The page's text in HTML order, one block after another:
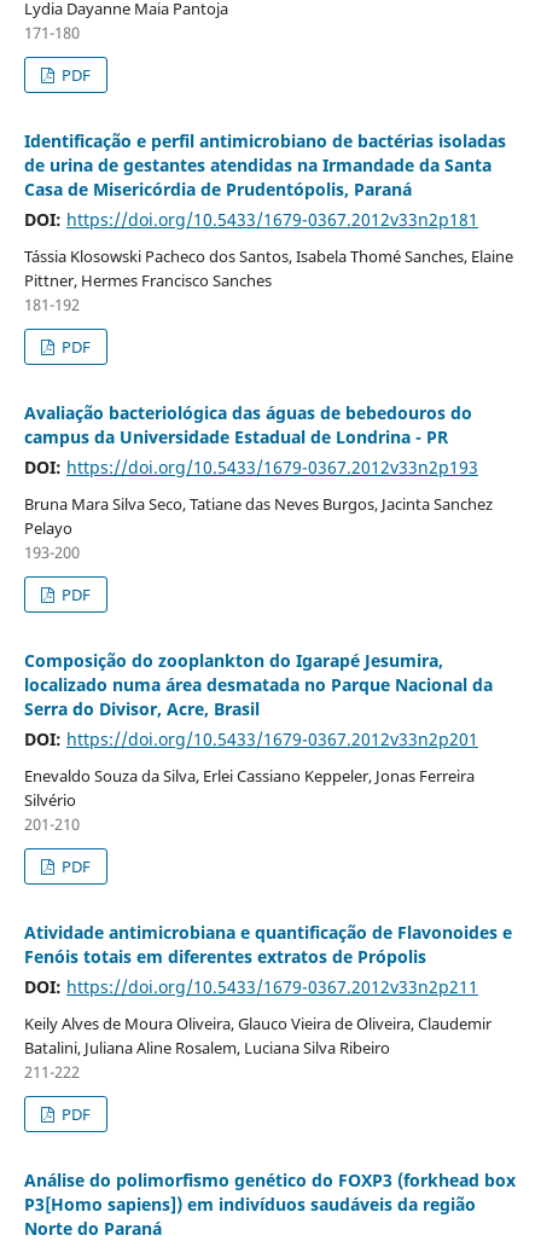
Lydia Dayanne Maia Pantoja
171-180
PDF
Identificação e perfil antimicrobiano de bactérias isoladas
de urina de gestantes atendidas na Irmandade da Santa
Casa de Misericórdia de Prudentópolis, Paraná
DOI: https://doi.org/10.5433/1679-0367.2012v33n2p181
Tássia Klosowski Pacheco dos Santos, Isabela Thomé Sanches, Elaine
Pittner, Hermes Francisco Sanches
181-192
PDF
Avaliação bacteriológica das águas de bebedouros do
campus da Universidade Estadual de Londrina - PR
DOI: https://doi.org/10.5433/1679-0367.2012v33n2p193
Bruna Mara Silva Seco, Tatiane das Neves Burgos, Jacinta Sanchez
Pelayo
193-200
PDF
Composição do zooplankton do Igarapé Jesumira,
localizado numa área desmatada no Parque Nacional da
Serra do Divisor, Acre, Brasil
DOI: https://doi.org/10.5433/1679-0367.2012v33n2p201
Enevaldo Souza da Silva, Erlei Cassiano Keppeler, Jonas Ferreira
Silvério
201-210
PDF
Atividade antimicrobiana e quantificação de Flavonoides e
Fenóis totais em diferentes extratos de Própolis
DOI: https://doi.org/10.5433/1679-0367.2012v33n2p211
Keily Alves de Moura Oliveira, Glauco Vieira de Oliveira, Claudemir
Batalini, Juliana Aline Rosalem, Luciana Silva Ribeiro
211-222
PDF
Análise do polimorfismo genético do FOXP3 (forkhead box
P3[Homo sapiens]) em indivíduos saudáveis da região
Norte do Paraná